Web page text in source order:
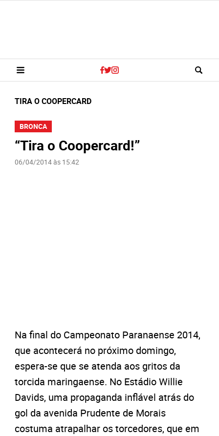
TIRA O COOPERCARD
BRONCA
“Tira o Coopercard!”
06/04/2014 às 15:42
Na final do Campeonato Paranaense 2014,
que acontecerá no próximo domingo,
espera-se que se atenda aos gritos da
torcida maringaense. No Estádio Willie
Davids, uma propaganda inflável atrás do
gol da avenida Prudente de Morais
costuma atrapalhar os torcedores, que em